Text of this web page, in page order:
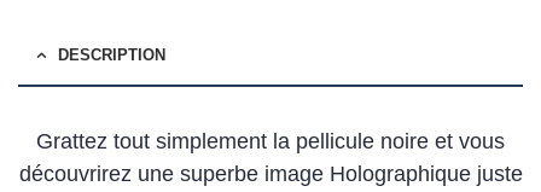
DESCRIPTION
Grattez tout simplement la pellicule noire et vous
découvrirez une superbe image Holographique juste